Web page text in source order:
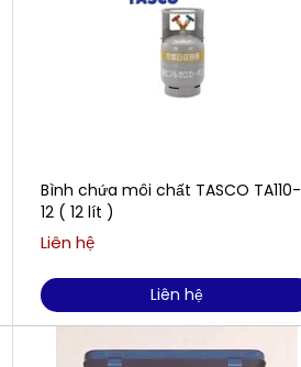
Bình chứa môi chất TASCO TA110-
12 ( 12 lít )
Liên hệ
Liên hệ